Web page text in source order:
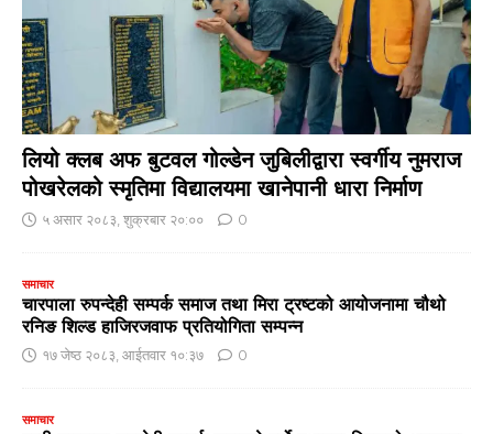
लियो क्लब अफ बुटवल गोल्डेन जुबिलीद्वारा स्वर्गीय नुमराज
पोखरेलको स्मृतिमा विद्यालयमा खानेपानी धारा निर्माण
५ असार २०८३, शुक्रबार २०:०० 0
समाचार
चारपाला रुपन्देही सम्पर्क समाज तथा मिरा ट्रष्टको आयोजनामा चौथो
रनिङ शिल्ड हाजिरजवाफ प्रतियोगिता सम्पन्न
१७ जेष्ठ २०८३, आईतवार १०:३७ 0
समाचार